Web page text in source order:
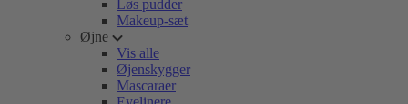
Løs pudder
Makeup-sæt
Øjne
Vis alle
Øjenskygger
Mascaraer